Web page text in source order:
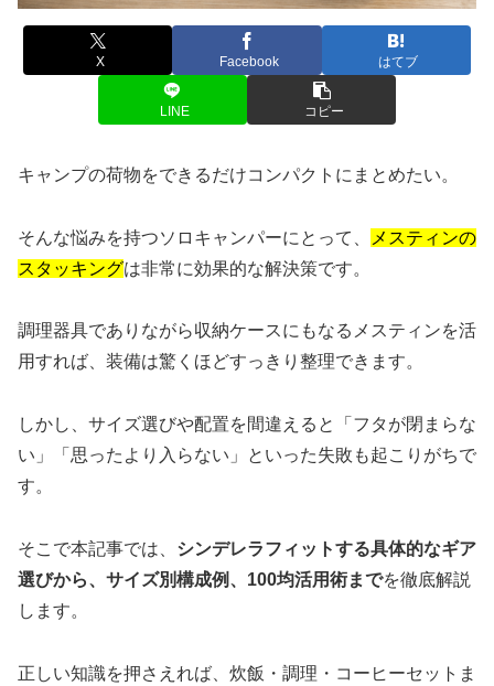
X Facebook はてブ
LINE コピー
キャンプの荷物をできるだけコンパクトにまとめたい。
そんな悩みを持つソロキャンパーにとって、
メスティンの
スタッキングは非常に効果的な解決策です。
調理器具でありながら収納ケースにもなるメスティンを活
用すれば、装備は驚くほどすっきり整理できます。
しかし、サイズ選びや配置を間違えると「フタが閉まらな
い」「思ったより入らない」といった失敗も起こりがちで
す。
そこで本記事では、 シンデレラフィットする具体的なギア
選びから、サイズ別構成例、100均活用術までを徹底解説
します。
正しい知識を押さえれば、炊飯・調理・コーヒーセットま